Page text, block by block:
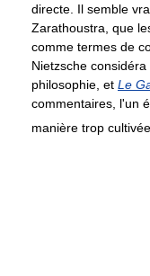
directe. Il semble
Zarathoustra, que
comme termes de
Nietzsche
philosophie, et Le
commentaires, l'un
manière trop